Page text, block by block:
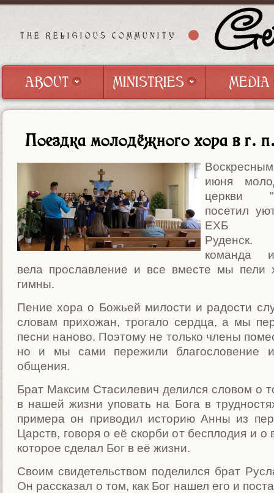
THE RELIGIOUS COMMUNITY
ABOUT
ABOUT MINISTRIES
MEDIA
MEDIA
Поездка молодёжного хора в г.
июня
церкви
посетил
Руденск.
команда
вела прославление и все вместе мы пели
гимны.
Пение хора о Божьей милости и радости
словам прихожан, трогало сердца, а мы
песни наново. Поэтому не только члены
но и мы сами пережили благословение
общения.
Брат Максим Стасилевич делился словом о
в нашей жизни уповать на Бога в
примера он приводил историю Анны из
Царств, говоря о её скорби от бесплодия и о
которое сделал Бог в её жизни.
Своим свидетельством поделился брат
Он рассказал о том, как Бог нашел его и